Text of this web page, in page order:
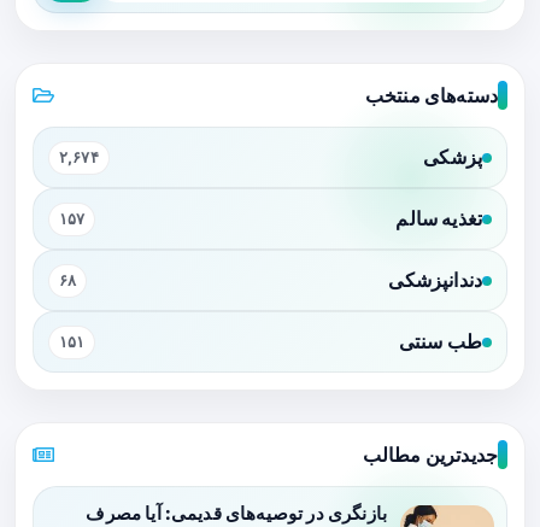
دسته‌های منتخب
پزشکی ۲,۶۷۴
تغذیه سالم ۱۵۷
دندانپزشکی ۶۸
طب سنتی ۱۵۱
جدیدترین مطالب
بازنگری در توصیه‌های قدیمی: آیا مصرف